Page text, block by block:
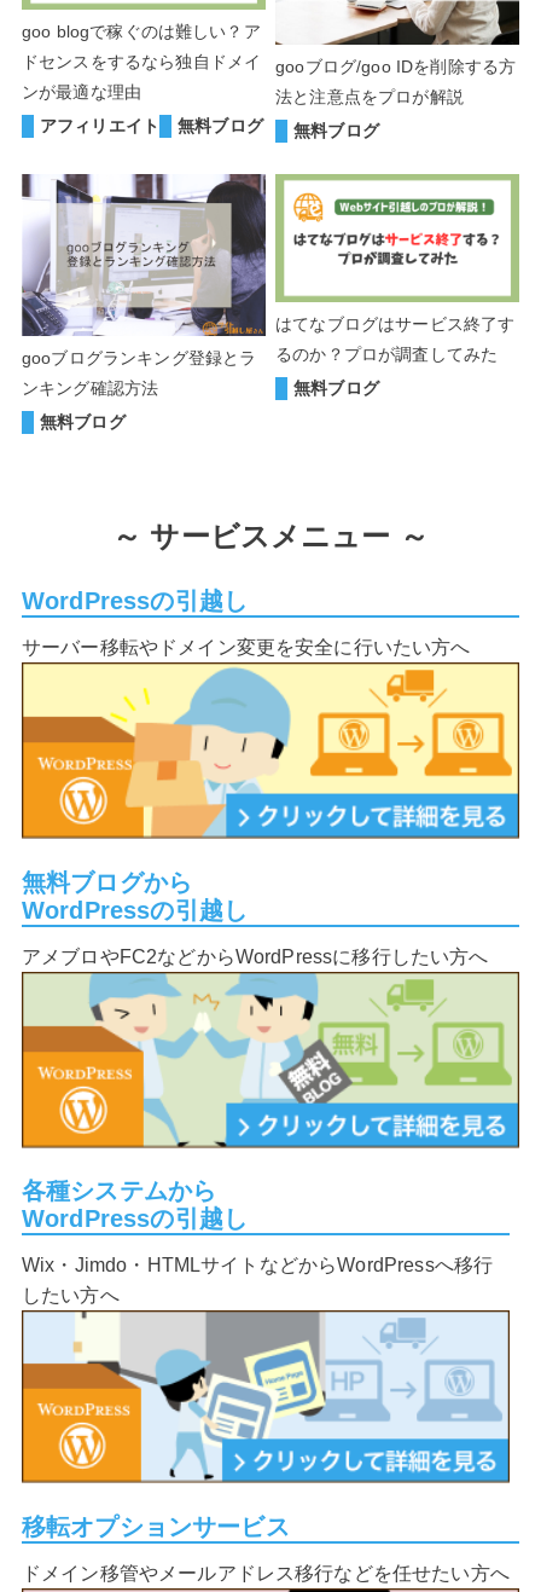
goo blogで稼ぐのは難しい？ア
ドセンスをするなら独自ドメイ
ンが最適な理由
アフィリエイト
無料ブログ
gooブログ/goo IDを削除する方
法と注意点をプロが解説
無料ブログ
gooブログランキング登録とラ
ンキング確認方法
無料ブログ
はてなブログはサービス終了す
るのか？プロが調査してみた
無料ブログ
～ サービスメニュー ～
WordPressの引越し
サーバー移転やドメイン変更を安全に行いたい方へ
無料ブログから
WordPressの引越し
アメブロやFC2などからWordPressに移行したい方へ
各種システムから
WordPressの引越し
Wix・Jimdo・HTMLサイトなどからWordPressへ移行
したい方へ
移転オプションサービス
ドメイン移管やメールアドレス移行などを任せたい方へ